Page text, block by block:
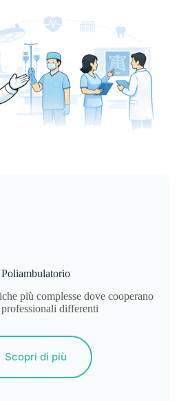
Poliambulatorio
più complesse dove cooperano
differenti
Scopri di più